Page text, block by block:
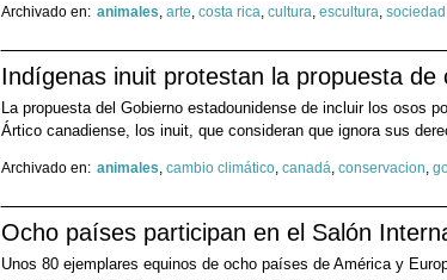
Archivado en: animales, arte, costa rica, cultura, escultura, sociedad
Indígenas inuit protestan la propuesta
La propuesta del Gobierno estadounidense de incluir los osos
Ártico canadiense, los inuit, que consideran que ignora sus
Archivado en: animales, cambio climático, canadá, conservacion,
Ocho países participan en el Salón
Unos 80 ejemplares equinos de ocho países de América y